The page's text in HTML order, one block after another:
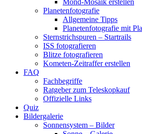
Planetenfotografie
Allgemeine Tipps
Planetenfotografie mit
Sternstrichspuren – Startrails
ISS fotografieren
Blitze fotografieren
Kometen-Zeitraffer erstellen
FAQ
Fachbegriffe
Ratgeber zum Teleskopkauf
Offizielle Links
Quiz
Bildergalerie
Sonnensystem – Bilder